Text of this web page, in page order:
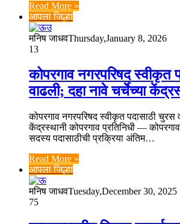
Read More »
आपला जिल्हा
मनिष जाधवThursday,January 8, 2026
13
कोपरगाव नगरपरिषद स्वीकृत
वाढली; दहा नावे चर्चेच्या
कोपरगाव नगरपरिषद स्वीकृत पदासाठी चुरस
केंद्रस्थानी कोपरगाव प्रतिनिधी —
सदस्य पदासाठीची प्रक्रिया अंतिम…
Read More »
आपला जिल्हा
मनिष जाधवTuesday,December 30, 2025
75